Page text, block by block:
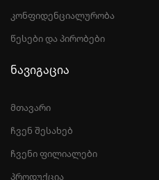
კონფიდენციალურობა
წესები და პირობები
ნავიგაცია
მთავარი
ჩვენ შესახებ
ჩვენი ფილიალები
პროდუქცია